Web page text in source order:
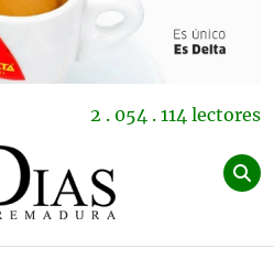
2 . 054 . 114 lectores